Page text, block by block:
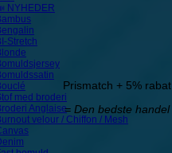
NYHEDER
Stretch
med broderi
Anglaise
velour / Chiffon / Mesh
Prismatch + 5% rabat
= Den bedste handel